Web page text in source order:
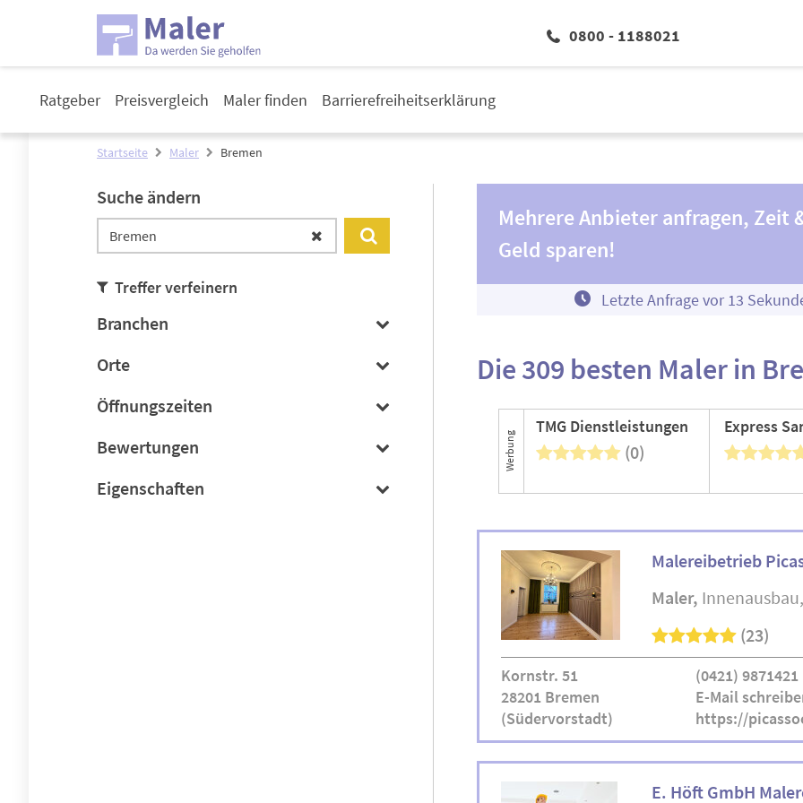
0800 - 1188021
Ratgeber Preisvergleich Maler finden Barrierefreiheitserklärung
Startseite Maler Bremen
Suche ändern
Treffer verfeinern
Branchen
Orte
Öffnungszeiten
Bewertungen
Eigenschaften
Mehrere Anbieter anfragen, Zeit
Geld sparen!
Letzte Anfrage vor 13
Die 309 besten Maler in
Werbung
TMG Dienstleistungen
(0)
Malereibetrieb
Maler Innenausbau
(23)
Kornstr. 51
28201 Bremen
(Südervorstadt)
(0421) 9871421
E-Mail
https://
E. Höft GmbH